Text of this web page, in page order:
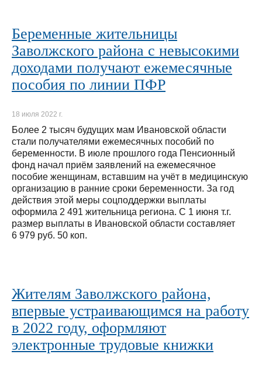
Беременные жительницы
Заволжского района с невысокими
доходами получают ежемесячные
пособия по линии ПФР
18 июля 2022 г.
Более 2 тысяч будущих мам Ивановской области
стали получателями ежемесячных пособий по
беременности. В июле прошлого года Пенсионный
фонд начал приём заявлений на ежемесячное
пособие женщинам, вставшим на учёт в медицинскую
организацию в ранние сроки беременности. За год
действия этой меры соцподдержки выплаты
оформила 2 491 жительница региона. С 1 июня т.г.
размер выплаты в Ивановской области составляет
6 979 руб. 50 коп.
Жителям Заволжского района,
впервые устраивающимся на работу
в 2022 году, оформляют
электронные трудовые книжки